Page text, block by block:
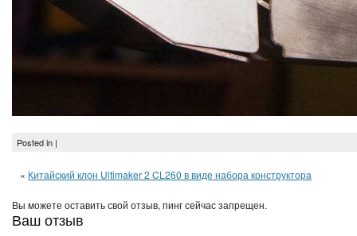
Posted in |
« Китайский клон Ultimaker 2 CL260 в виде набора конструктора
Вы можете оставить свой отзыв, пинг сейчас запрещен.
Ваш отзыв